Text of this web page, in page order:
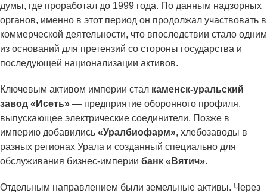
думы, где проработал до 1999 года. По данным надзорных
органов, именно в этот период он продолжал участвовать в
коммерческой деятельности, что впоследствии стало одним
из оснований для претензий со стороны государства и
последующей национализации активов.
Ключевым активом империи стал каменск-уральский
завод «Исеть» — предприятие оборонного профиля,
выпускающее электрические соединители. Позже в
империю добавились «Уралбиофарм», хлебозаводы в
разных регионах Урала и созданный специально для
обслуживания бизнес-империи банк «Вятич».
Отдельным направлением были земельные активы. Через